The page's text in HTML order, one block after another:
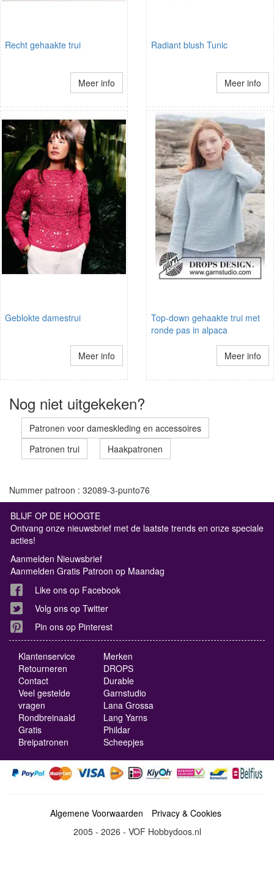
Recht gehaakte trui
Meer info
Radiant blush Tunic
Meer info
Geblokte damestrui
Meer info
Top-down gehaakte trui met
ronde pas in alpaca
Meer info
Nog niet uitgekeken?
Patronen voor dameskleding en accessoires
Patronen trui
Haakpatronen
Nummer patroon : 32089-3-punto76
BLIJF OP DE HOOGTE
Ontvang onze nieuwsbrief met de laatste trends en onze speciale
acties!
Aanmelden Nieuwsbrief
Aanmelden Gratis Patroon op Maandag
Like ons op Facebook
Volg ons op Twitter
Pin ons op Pinterest
Klantenservice
Retourneren
Contact
Veel gestelde
vragen
Rondbreinaald
Gratis
Breipatronen
Merken
DROPS
Durable
Garnstudio
Lana Grossa
Lang Yarns
Phildar
Scheepjes
Algemene Voorwaarden
Privacy & Cookies
2005 - 2026 - VOF Hobbydoos.nl